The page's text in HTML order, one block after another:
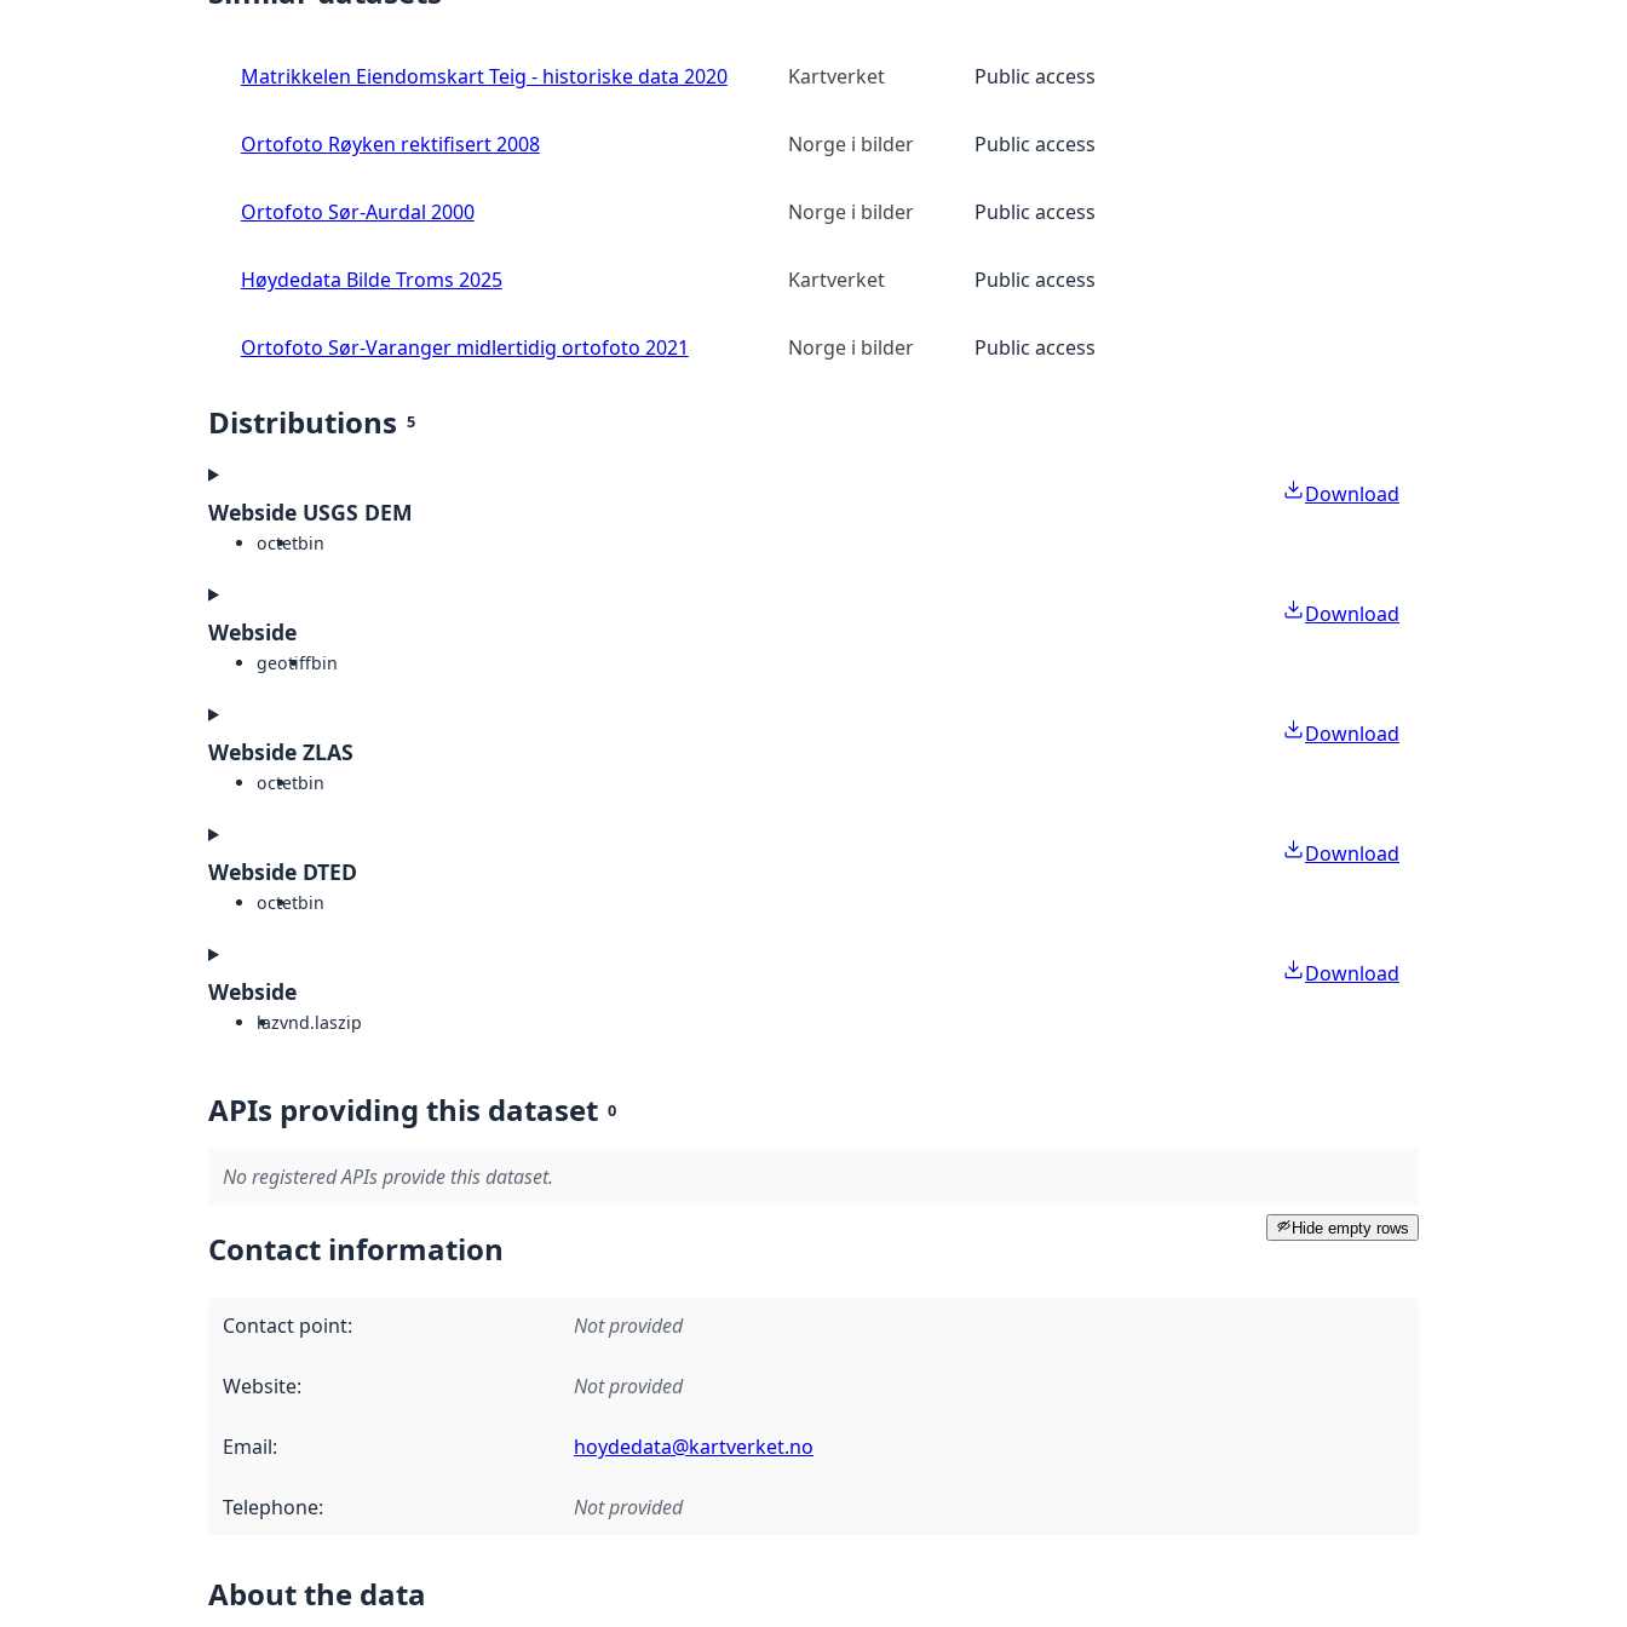
Matrikkelen Eiendomskart Teig - historiske data 2020 Kartverket Public access
Ortofoto Røyken rektifisert 2008 Norge i bilder Public access
Ortofoto Sør-Aurdal 2000 Norge i bilder Public access
Høydedata Bilde Troms 2025 Kartverket Public access
Ortofoto Sør-Varanger midlertidig ortofoto 2021 Norge i bilder Public access
Distributions 5
Webside USGS DEM
octetbin
Download
Webside
geotiffbin
Download
Webside ZLAS
octetbin
Download
Webside DTED
octetbin
Download
Webside
lazvnd.laszip
Download
APIs providing this dataset 0
No registered APIs provide this dataset.
Hide empty rows
Contact information
Contact point: Not provided
Website: Not provided
Email: hoydedata@kartverket.no
Telephone: Not provided
About the data